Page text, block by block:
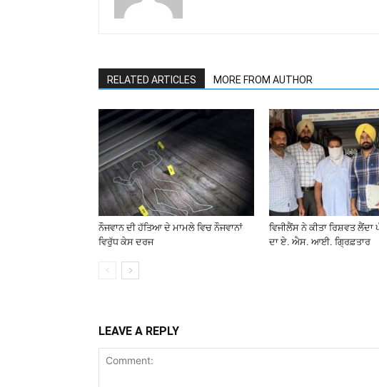
RELATED ARTICLES MORE FROM AUTHOR
ਨੌਜਵਾਨ ਦੀ ਹੱਤਿਆ ਦੇ ਮਾਮਲੇ ਵਿਚ ਨੌਜਵਾਨਾਂ
ਵਿਰੁੱਧ ਕੇਸ ਦਰਜ
ਵਿਜੀਲੈਂਸ ਨੇ ਕੀਤਾ ਰਿਸ਼ਵਤ ਲੈਂਦਾ
ਦਾ ਏ. ਐਸ. ਆਈ. ਗ੍ਰਿਫ਼ਤਾਰ
LEAVE A REPLY